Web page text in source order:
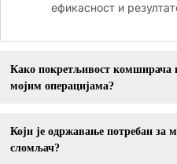
ефикасност и
Како покретљивост комширача
мојим операцијама?
Који је одржавање потребан за
сломљач?